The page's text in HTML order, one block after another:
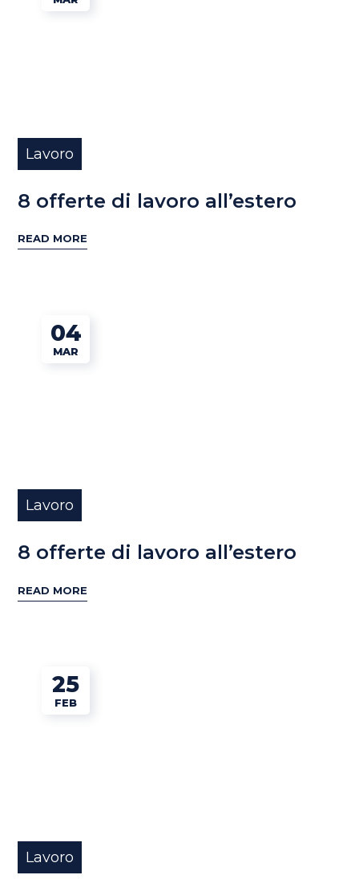
Lavoro
8 offerte di lavoro all’estero
READ MORE
04
MAR
Lavoro
8 offerte di lavoro all’estero
READ MORE
25
FEB
Lavoro